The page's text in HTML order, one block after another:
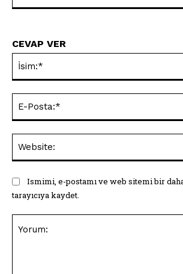
CEVAP VER
Ismimi, e-postamı ve web sitemi bir
tarayıcıya kaydet.